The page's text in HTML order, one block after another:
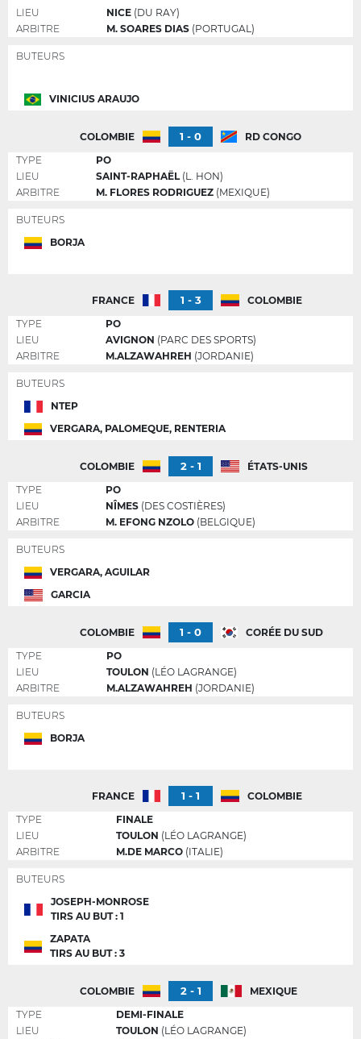
LIEU
NICE (DU RAY)
ARBITRE
M. SOARES DIAS (PORTUGAL)
BUTEURS
VINICIUS ARAUJO
COLOMBIE 1 - 0
RD CONGO
TYPE
PO
LIEU
SAINT-RAPHAËL(L. HON)
ARBITRE
M. FLORES RODRIGUEZ (MEXIQUE)
BUTEURS
BORJA
FRANCE 1 - 3
COLOMBIE
TYPE
PO
LIEU
AVIGNON (PARC DES SPORTS)
ARBITRE
M.ALZAWAHREH (JORDANIE)
BUTEURS
NTEP
VERGARA, PALOMEQUE, RENTERIA
COLOMBIE 2 - 1
ÉTATS-UNIS
TYPE
PO
LIEU
NÎMES (DES COSTIÈRES)
ARBITRE
M. EFONG NZOLO (BELGIQUE)
BUTEURS
VERGARA, AGUILAR
GARCIA
COLOMBIE 1 - 0
CORÉE DU SUD
TYPE
PO
LIEU
TOULON (LÉO LAGRANGE)
ARBITRE
M.ALZAWAHREH (JORDANIE)
BUTEURS
BORJA
FRANCE 1 - 1
COLOMBIE
TYPE
FINALE
LIEU
TOULON (LÉO LAGRANGE)
ARBITRE
M.DE MARCO (ITALIE)
BUTEURS
JOSEPH-MONROSE
TIRS AU BUT : 1
ZAPATA
TIRS AU BUT : 3
COLOMBIE 2 - 1
MEXIQUE
TYPE
DEMI-FINALE
LIEU
TOULON (LÉO LAGRANGE)